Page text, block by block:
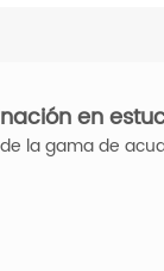
en
la gama de